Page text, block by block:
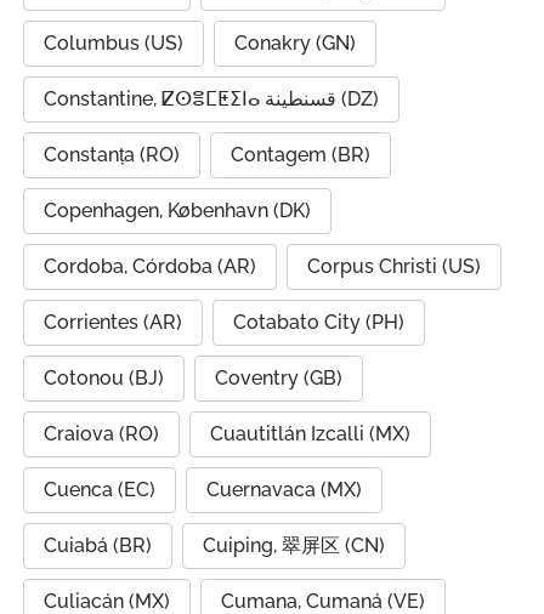
Columbus (US) Conakry (GN)
Constantine, ⵇⵙⴻⵎⵟⵉⵏⴰ قسنطينة (DZ)
Constanța (RO) Contagem (BR)
Copenhagen, København (DK)
Cordoba, Córdoba (AR) Corpus Christi (US)
Corrientes (AR) Cotabato City (PH)
Cotonou (BJ) Coventry (GB)
Craiova (RO) Cuautitlán Izcalli (MX)
Cuenca (EC) Cuernavaca (MX)
Cuiabá (BR) Cuiping, 翠屏区 (CN)
Culiacán (MX) Cumana, Cumaná (VE)